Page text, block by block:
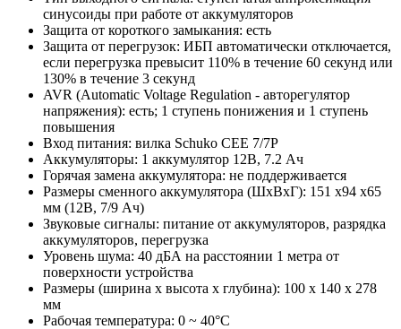
синусоиды при работе от аккумуляторов
Защита от короткого замыкания: есть
Защита от перегрузок: ИБП автоматически отключается,
если перегрузка превысит 110% в течение 60 секунд или
130% в течение 3 секунд
AVR (Automatic Voltage Regulation - авторегулятор
напряжения): есть; 1 ступень понижения и 1 ступень
повышения
Вход питания: вилка Schuko CEE 7/7P
Аккумуляторы: 1 аккумулятор 12В, 7.2 Ач
Горячая замена аккумулятора: не поддерживается
Размеры сменного аккумулятора (ШхВхГ): 151 х94 х65
мм (12В, 7/9 Ач)
Звуковые сигналы: питание от аккумуляторов, разрядка
аккумуляторов, перегрузка
Уровень шума: 40 дБА на расстоянии 1 метра от
поверхности устройства
Размеры (ширина x высота x глубина): 100 x 140 x 278
мм
Рабочая температура: 0 ~ 40°C